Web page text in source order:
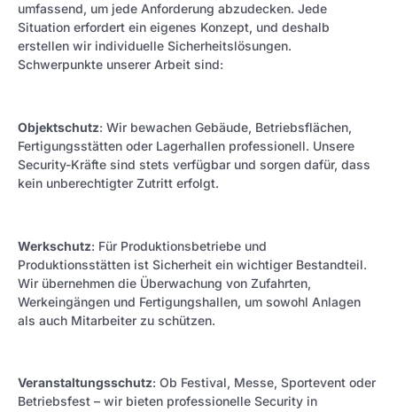
umfassend, um jede Anforderung abzudecken. Jede
Situation erfordert ein eigenes Konzept, und deshalb
erstellen wir individuelle Sicherheitslösungen.
Schwerpunkte unserer Arbeit sind:
Objektschutz: Wir bewachen Gebäude, Betriebsflächen,
Fertigungsstätten oder Lagerhallen professionell. Unsere
Security-Kräfte sind stets verfügbar und sorgen dafür, dass
kein unberechtigter Zutritt erfolgt.
Werkschutz: Für Produktionsbetriebe und
Produktionsstätten ist Sicherheit ein wichtiger Bestandteil.
Wir übernehmen die Überwachung von Zufahrten,
Werkeingängen und Fertigungshallen, um sowohl Anlagen
als auch Mitarbeiter zu schützen.
Veranstaltungsschutz: Ob Festival, Messe, Sportevent oder
Betriebsfest – wir bieten professionelle Security in